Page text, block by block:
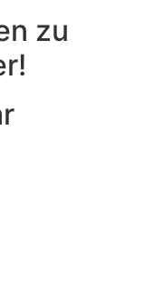
zu